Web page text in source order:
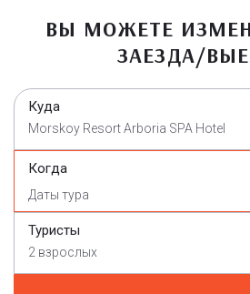
ВЫ МОЖЕТЕ
ЗАЕЗДА/
Куда
Morskoy Resort Arboria SPA Hotel
Когда
Туристы
2 взрослых